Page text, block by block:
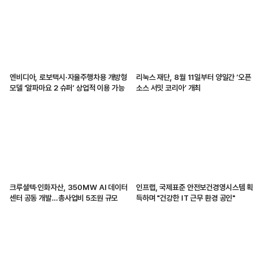
엔비디아, 로보택시·자율주행차용 개방형
모델 ‘알파마요 2 슈퍼’ 상업적 이용 가능
리눅스 재단, 8월 11일부터 양일간 ‘오픈
소스 서밋 코리아’ 개최
크루셜텍·인화자산, 350MW AI 데이터
센터 공동 개발…총사업비 5조원 규모
인프랩, 국제표준 안전보건경영시스템 획
득하며 "건강한 IT 근무 환경 공인"